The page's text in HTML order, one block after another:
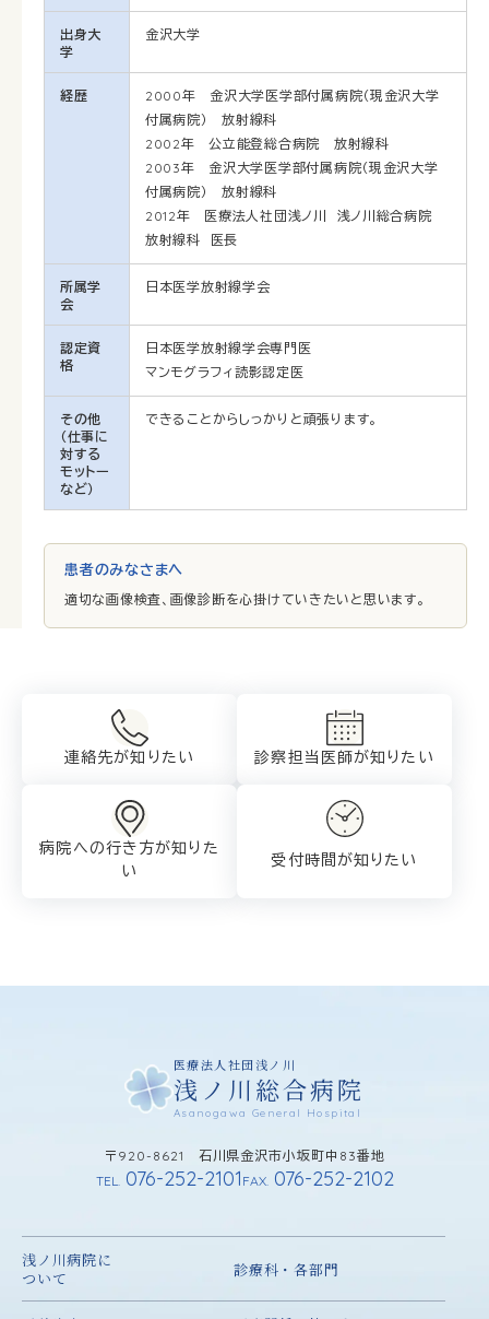
出身大
学
金沢大学
経歴
2000年 金沢大学医学部付属病院（現金沢大学
付属病院） 放射線科
2002年 公立能登総合病院 放射線科
2003年 金沢大学医学部付属病院（現金沢大学
付属病院） 放射線科
2012年 医療法人社団浅ノ川 浅ノ川総合病院
放射線科 医長
所属学
会
日本医学放射線学会
認定資
格
日本医学放射線学会専門医
マンモグラフィ読影認定医
その他
（仕事に
対する
モットー
など）
できることからしっかりと頑張ります。
患者のみなさまへ
適切な画像検査、画像診断を心掛けていきたいと思います。
連絡先が知りたい 診察担当医師が知りたい
病院への行き方が知りた
い
受付時間が知りたい
医療法人社団浅ノ川
浅ノ川総合病院
Asanogawa General Hospital
〒920-8621 石川県金沢市小坂町中83番地
TEL.076-252-2101 FAX.076-252-2102
浅ノ川病院に
ついて
診療科・各部門